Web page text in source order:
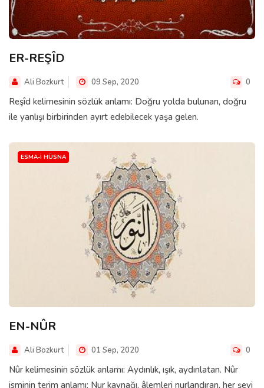
ER-REŞÎD
Ali Bozkurt 09 Sep, 2020 0
Reşîd kelimesinin sözlük anlamı: Doğru yolda bulunan, doğru
ile yanlışı birbirinden ayırt edebilecek yaşa gelen.
ESMA-I HÜSNA
EN-NÛR
Ali Bozkurt 01 Sep, 2020 0
Nûr kelimesinin sözlük anlamı: Aydınlık, ışık, aydınlatan. Nûr
isminin terim anlamı: Nur kaynağı, âlemleri nurlandıran, her şeyi